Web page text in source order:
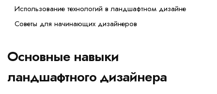
Использование технологий в ландшафтном дизайне
Советы для начинающих дизайнеров
Основные навыки
ландшафтного дизайнера